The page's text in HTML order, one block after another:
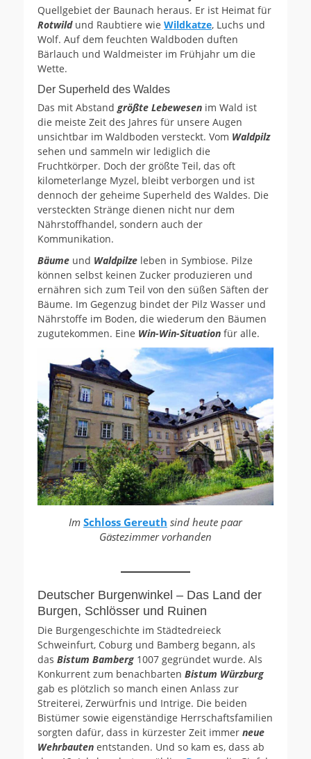
Quellgebiet der Baunach heraus. Er ist Heimat für
Rotwildund Raubtiere wie Wildkatze, Luchs und
Wolf. Auf dem feuchten Waldboden duften
Bärlauch und Waldmeister im Frühjahr um die
Wette.
Der Superheld des Waldes
Das mit Abstand größte Lebewesen im Wald ist
die meiste Zeit des Jahres für unsere Augen
unsichtbar im Waldboden versteckt. Vom Waldpilz
sehen und sammeln wir lediglich die
Fruchtkörper. Doch der größte Teil, das oft
kilometerlange Myzel, bleibt verborgen und ist
dennoch der geheime Superheld des Waldes. Die
versteckten Stränge dienen nicht nur dem
Nährstoffhandel, sondern auch der
Kommunikation.
Bäume und Waldpilze leben in Symbiose. Pilze
können selbst keinen Zucker produzieren und
ernähren sich zum Teil von den süßen Säften der
Bäume. Im Gegenzug bindet der Pilz Wasser und
Nährstoffe im Boden, die wiederum den Bäumen
zugutekommen. Eine Win-Win-Situation für alle.
Im Schloss Gereuth sind heute paar
Gästezimmer vorhanden
Deutscher Burgenwinkel – Das Land der
Burgen, Schlösser und Ruinen
Die Burgengeschichte im Städtedreieck
Schweinfurt, Coburg und Bamberg begann, als
das Bistum Bamberg 1007 gegründet wurde. Als
Konkurrent zum benachbarten Bistum Würzburg
gab es plötzlich so manch einen Anlass zur
Streiterei, Zerwürfnis und Intrige. Die beiden
Bistümer sowie eigenständige Herrschaftsfamilien
sorgten dafür, dass in kürzester Zeit immer neue
Wehrbauten entstanden. Und so kam es, dass ab